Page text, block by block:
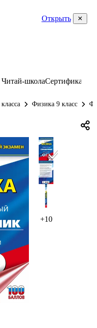
Открыть
Читай-школаСертификаты
Физика 9 класс
+10